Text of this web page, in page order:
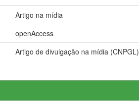
Artigo na mídia
openAccess
Artigo de divulgação na mídia (CNPGL)